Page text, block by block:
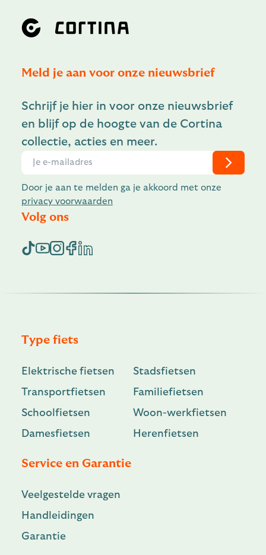
Meld je aan voor onze nieuwsbrief
Schrijf je hier in voor onze nieuwsbrief
en blijf op de hoogte van de Cortina
collectie, acties en meer.
Door je aan te melden ga je akkoord met onze
privacy voorwaarden
Volg ons
Type fiets
Elektrische fietsen
Stadsfietsen
Transportfietsen
Familiefietsen
Schoolfietsen
Woon-werkfietsen
Damesfietsen
Herenfietsen
Service en Garantie
Veelgestelde vragen
Handleidingen
Garantie